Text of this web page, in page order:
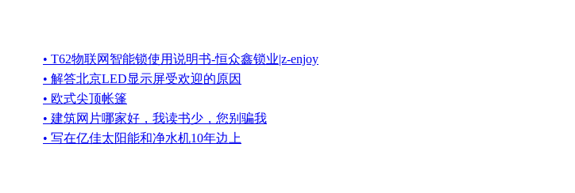
• T62物联网智能锁使用说明书-恒众鑫锁业|z-enjoy
• 解答北京LED显示屏受欢迎的原因
• 欧式尖顶帐篷
• 建筑网片哪家好，我读书少，您别骗我
• 写在亿佳太阳能和净水机10年边上